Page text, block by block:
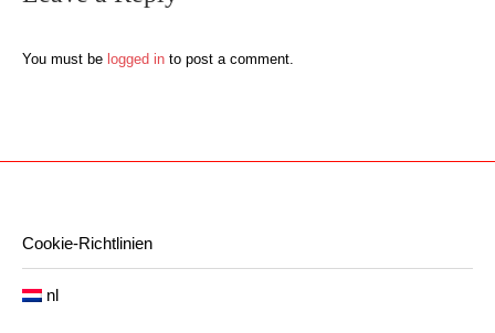
You must be logged in to post a comment.
Cookie-Richtlinien
nl